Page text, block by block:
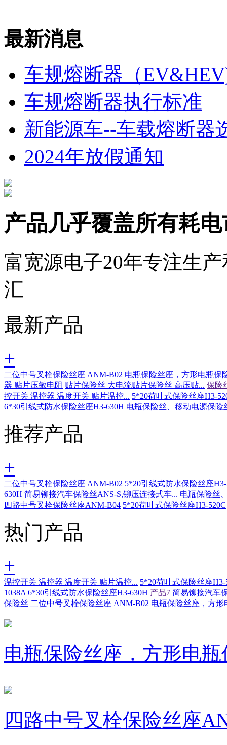
最新消息
车规熔断器（
车规熔断器执行标准
新能源车--车载熔断器
2024年放假通知
产品几乎覆盖所有耗
富宽源电子20年专注生
汇
最新产品
+
二位中号叉栓保险丝座 ANM-B02 电瓶保险丝座，方形电瓶保
器 贴片压敏电阻 贴片保险丝 大电流贴片保险丝 高压贴... 保险
控开关 温控器 温度开关 贴片温控... 5*20荷叶式保险丝座H3-
6*30引线式防水保险丝座H3-630H 电瓶保险丝、移动电源保险
推荐产品
+
二位中号叉栓保险丝座 ANM-B02 5*20引线式防水保险丝座H3-
630H 简易铆接汽车保险丝ANS-S,铆压连接式车... 电瓶保险丝
四路中号叉栓保险丝座ANM-B04 5*20荷叶式保险丝座H3-520C
热门产品
+
温控开关 温控器 温度开关 贴片温控... 5*20荷叶式保险丝座H3-
1038A 6*30引线式防水保险丝座H3-630H 产品7 简易铆接汽车
保险丝 二位中号叉栓保险丝座 ANM-B02 电瓶保险丝座，方形
电瓶保险丝座，方形电
四路中号叉栓保险丝座